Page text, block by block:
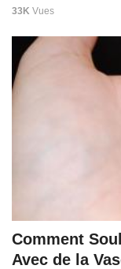
33K Vues
Comment
Avec de la